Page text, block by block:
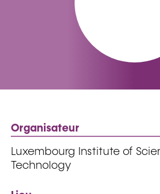
Organisateur
Luxembourg Institute of
Technology